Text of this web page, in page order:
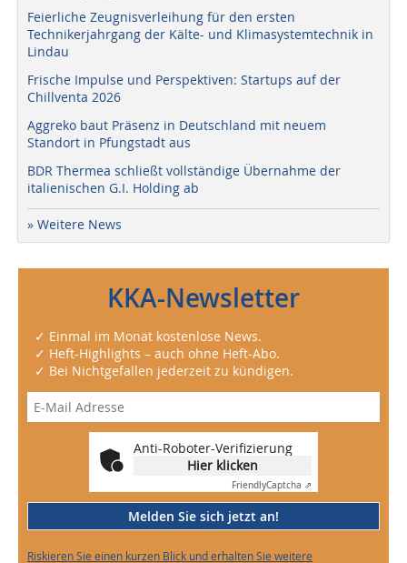
Feierliche Zeugnisverleihung für den ersten
Technikerjahrgang der Kälte- und Klimasystemtechnik in
Lindau
Frische Impulse und Perspektiven: Startups auf der
Chillventa 2026
Aggreko baut Präsenz in Deutschland mit neuem
Standort in Pfungstadt aus
BDR Thermea schließt vollständige Übernahme der
italienischen G.I. Holding ab
» Weitere News
KKA-Newsletter
✓ Einmal im Monat kostenlose News.
✓ Heft-Highlights – auch ohne Heft-Abo.
✓ Bei Nichtgefallen jederzeit zu kündigen.
Anti-Roboter-Verifizierung
Hier klicken
FriendlyCaptcha ⇗
Melden Sie sich jetzt an!
Riskieren Sie einen kurzen Blick und erhalten Sie weitere